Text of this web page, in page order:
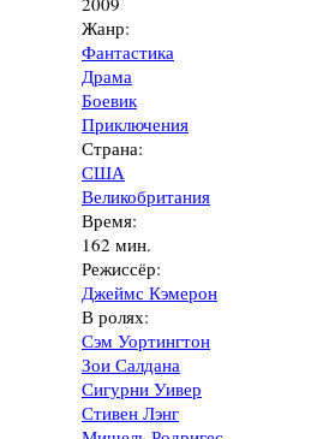
Жанр:
Фантастика
Драма
Боевик
Приключения
Страна:
США
Великобритания
Время:
162 мин.
Режиссёр:
Джеймс Кэмерон
В ролях:
Сэм Уортингтон
Зои Салдана
Сигурни Уивер
Стивен Лэнг